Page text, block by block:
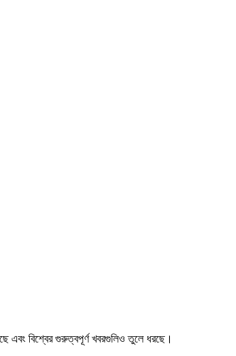
এবং বিশ্বের গুরুত্বপূর্ণ খবরগুলিও তুলে ধরছে।